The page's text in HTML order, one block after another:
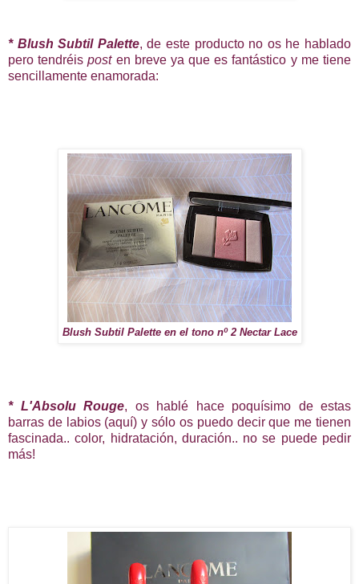
* Blush Subtil Palette, de este producto no os he hablado
pero tendréisposten breve ya que es fantástico y me tiene
sencillamente enamorada:
Blush Subtil Palette en el tono nº 2 Nectar Lace
* L'Absolu Rouge, os hablé hace poquísimo de estas
barras de labios (aquí) y sólo os puedo decir que me tienen
fascinada.. color, hidratación, duración.. no se puede pedir
más!